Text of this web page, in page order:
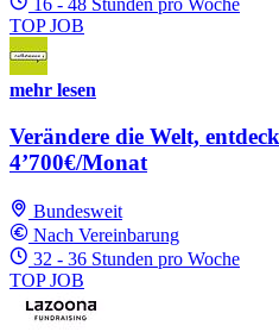
16 - 48 Stunden pro Woche
TOP JOB
mehr lesen
Verändere die Welt,
4’700€/Monat
Bundesweit
Nach Vereinbarung
32 - 36 Stunden pro Woche
TOP JOB